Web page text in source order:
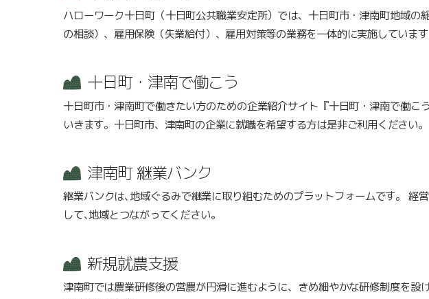
ハローワーク十日町（十日町公共職業安定所）では、十日町市・津南町地域
の相談）、雇用保険（失業給付）、雇用対策等の業務を一体的に実施しています
十日町・津南で働こう
十日町市・津南町で働きたい方のための企業紹介サイト『十日町・津南で働
いきます。十日町市、津南町の企業に就職を希望する方は是非ご利用ください。
津南町 継業バンク
継業バンクは､地域ぐるみで継業に取り組むためのプラットフォームです。
して､地域とつながってください。
新規就農支援
津南町では農業研修後の営農が円滑に進むように、きめ細やかな研修制度を